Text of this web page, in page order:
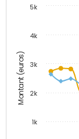
Montant (euros)
1k
2k
3k
4k
5k